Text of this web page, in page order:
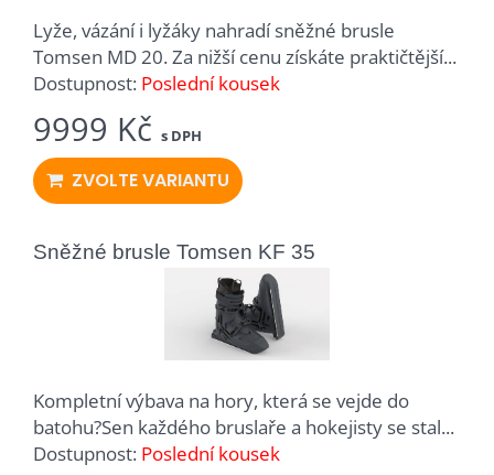
Lyže, vázání i lyžáky nahradí sněžné brusle
Tomsen MD 20. Za nižší cenu získáte praktičtější...
Dostupnost: Poslední kousek
9999 Kč s DPH
ZVOLTE VARIANTU
Sněžné brusle Tomsen KF 35
Kompletní výbava na hory, která se vejde do
batohu?Sen každého bruslaře a hokejisty se stal...
Dostupnost: Poslední kousek